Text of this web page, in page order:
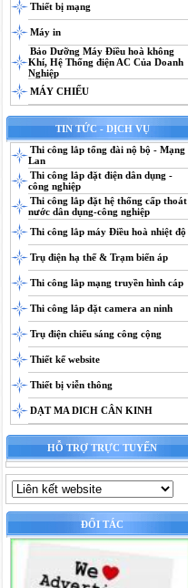
Thiết bị mạng
Máy in
Bảo Dưỡng Máy Điều hoà không
Khí, Hệ Thống điện AC Của Doanh
Nghiệp
MÁY CHIẾU
TIN TỨC - DỊCH VỤ
Thi công lắp tổng đài nộ bộ - Mạng
Lan
Thi công lắp đặt điện dân dụng -
công nghiệp
Thi công lắp đặt hệ thống cấp thoát
nước dân dụng-công nghiệp
Thi công lắp máy Điều hoà nhiệt độ
Trụ điện hạ thế & Trạm biến áp
Thi công lắp mạng truyền hình cáp
Thi công lắp đặt camera an ninh
Trụ điện chiếu sáng công cộng
Thiết kế website
Thiết bị viễn thông
DẠT MA DICH CÂN KINH
HỖ TRỢ TRỰC TUYẾN
ĐỐI TÁC